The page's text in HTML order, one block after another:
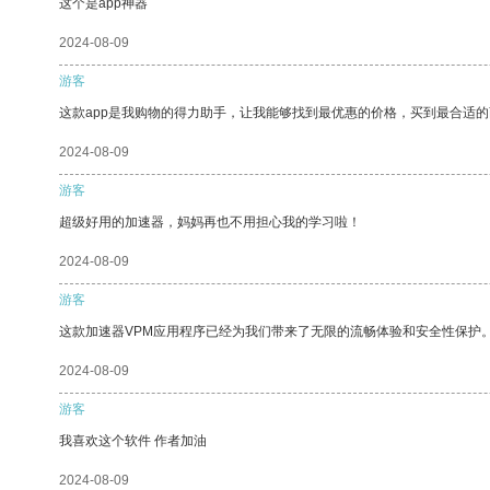
这个是app神器
2024-08-09
游客
这款app是我购物的得力助手，让我能够找到最优惠的价格，买到最合适的
2024-08-09
游客
超级好用的加速器，妈妈再也不用担心我的学习啦！
2024-08-09
游客
这款加速器VPM应用程序已经为我们带来了无限的流畅体验和安全性保护。
2024-08-09
游客
我喜欢这个软件 作者加油
2024-08-09